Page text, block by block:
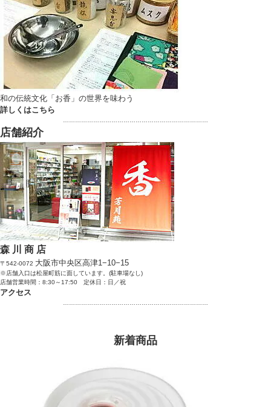
和の伝統文化「お香」の世界を味わう
詳しくはこちら
店舗紹介
森 川 商 店
〒542-0072 大阪市中央区高津1−10−15
※店舗入口は松屋町筋に面しています。(駐車場なし)
店舗営業時間：8:30～17:50 定休日：日／祝
アクセス
新着商品